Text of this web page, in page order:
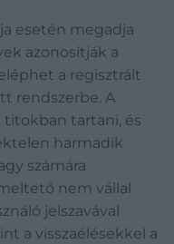
esetén megadja
azonosítják a
a regisztrált
rendszerbe. A
titokban tartani, és
harmadik
számára
nem vállal
jelszavával
a visszaélésekkel a